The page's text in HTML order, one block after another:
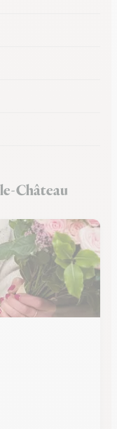
Château